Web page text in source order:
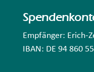
Empfänger: Erich-
IBAN: DE 94 860